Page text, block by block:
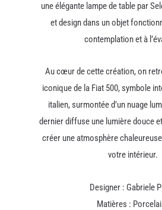
une élégante lampe de table par
et design dans un objet
contemplation et à
Au cœur de cette création, on
iconique de la Fiat 500, symbole
italien, surmontée d’un nuage
dernier diffuse une lumière douce
créer une atmosphère
votre intérieur.
Designer : Gabriele
Matières :